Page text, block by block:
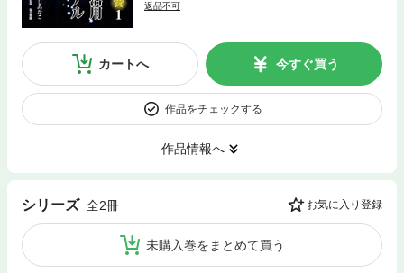
返品不可
カートへ 今すぐ買う
作品をチェックする
作品情報へ
シリーズ 全2冊 お気に入り登録
未購入巻をまとめて買う